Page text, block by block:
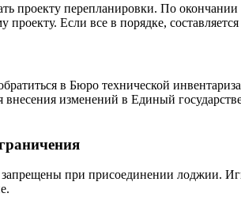
проекту перепланировки. По
Если все в порядке,
в Бюро технической
изменений в Единый
при присоединении лоджии.